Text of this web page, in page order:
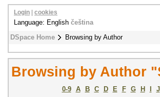
DSpace Home Browsing by Author
Login cookies
Language: English čeština
Browsing by Author
0-9 A B C D E F G H J